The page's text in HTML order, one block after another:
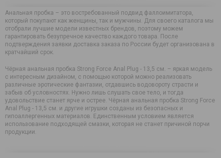
Анальная пробка – это востребованный подвид фаллоимитатора,
который покупают как женщины, так и мужчины. Для своего каталога мы
отобрали лучшие модели известных брендов, поэтому можем
гарантировать безупречное качество каждого товара. После
подтверждения заявки доставка заказа по России будет организована в
кратчайший срок.
Чёрная анальная пробка Strong Force Anal Plug - 13,5 см. – яркая модель
с интересным дизайном, с помощью которой можно реализовать
различные эротические фантазии, отдавшись водовороту страсти и
забыв об условностях. Нужно лишь слушать свое тело, и тогда
удовольствие станет ярче и острее. Чёрная анальная пробка Strong Force
Anal Plug - 13,5 см. и другие игрушки созданы из безопасных и
гипоаллергенных материалов. Единственным условием является
использование подходящей смазки, которая не станет причиной порчи
продукции.